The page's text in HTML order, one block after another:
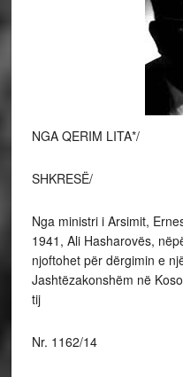
NGA QERIM LITA*/
SHKRESË/
Nga ministri i Arsimit,
1941, Ali Hasharovës,
njoftohet për dërgimin e
Jashtëzakonshëm në
tij
Nr. 1162/14
Tiranë, 23